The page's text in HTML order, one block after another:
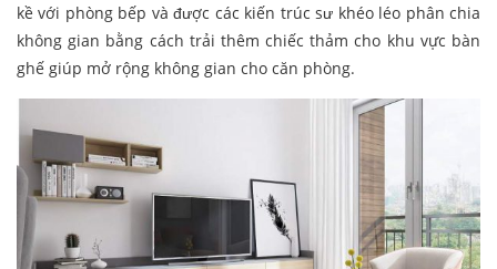
kề với phòng bếp và được các kiến trúc sư khéo léo phân chia
không gian bằng cách trải thêm chiếc thảm cho khu vực bàn
ghế giúp mở rộng không gian cho căn phòng.